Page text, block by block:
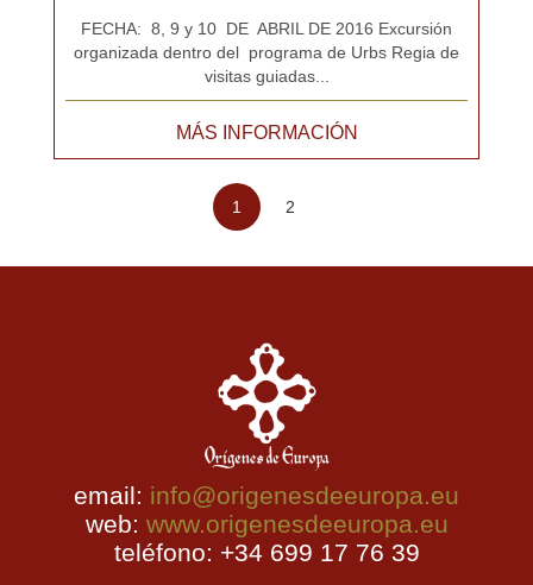
FECHA: 8, 9 y 10 DE ABRIL DE 2016 Excursión
organizada dentro del programa de Urbs Regia de
visitas guiadas...
MÁS INFORMACIÓN
1 2
email: info@origenesdeeuropa.eu
web: www.origenesdeeuropa.eu
teléfono: +34 699 17 76 39